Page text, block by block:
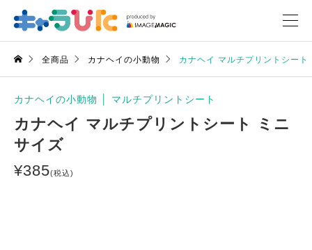
全商品 カナヘイの小動物 カナヘイ マルチプリントシート
カナヘイの小動物 マルチプリントシート
カナヘイ マルチプリントシート ミニ
サイズ
¥385(税込)